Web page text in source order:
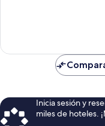
Inicia sesión y
miles de hoteles.